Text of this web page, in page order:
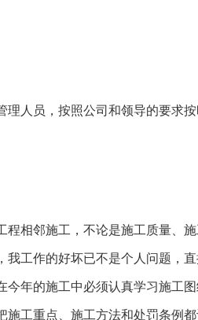
理人员，按照公司和领导的要求
相邻施工，不论是施工质量、施
工作的好坏已不是个人问题，直
今年的施工中必须认真学习施工
施工重点、施工方法和处罚条例